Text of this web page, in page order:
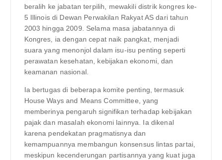
beralih ke jabatan terpilih, mewakili distrik kongres ke-
5 Illinois di Dewan Perwakilan Rakyat AS dari tahun
2003 hingga 2009. Selama masa jabatannya di
Kongres, ia dengan cepat naik pangkat, menjadi
suara yang menonjol dalam isu-isu penting seperti
perawatan kesehatan, kebijakan ekonomi, dan
keamanan nasional.
Ia bertugas di beberapa komite penting, termasuk
House Ways and Means Committee, yang
memberinya pengaruh signifikan terhadap kebijakan
pajak dan masalah ekonomi lainnya. Ia dikenal
karena pendekatan pragmatisnya dan
kemampuannya membangun konsensus lintas partai,
meskipun kecenderungan partisannya yang kuat juga